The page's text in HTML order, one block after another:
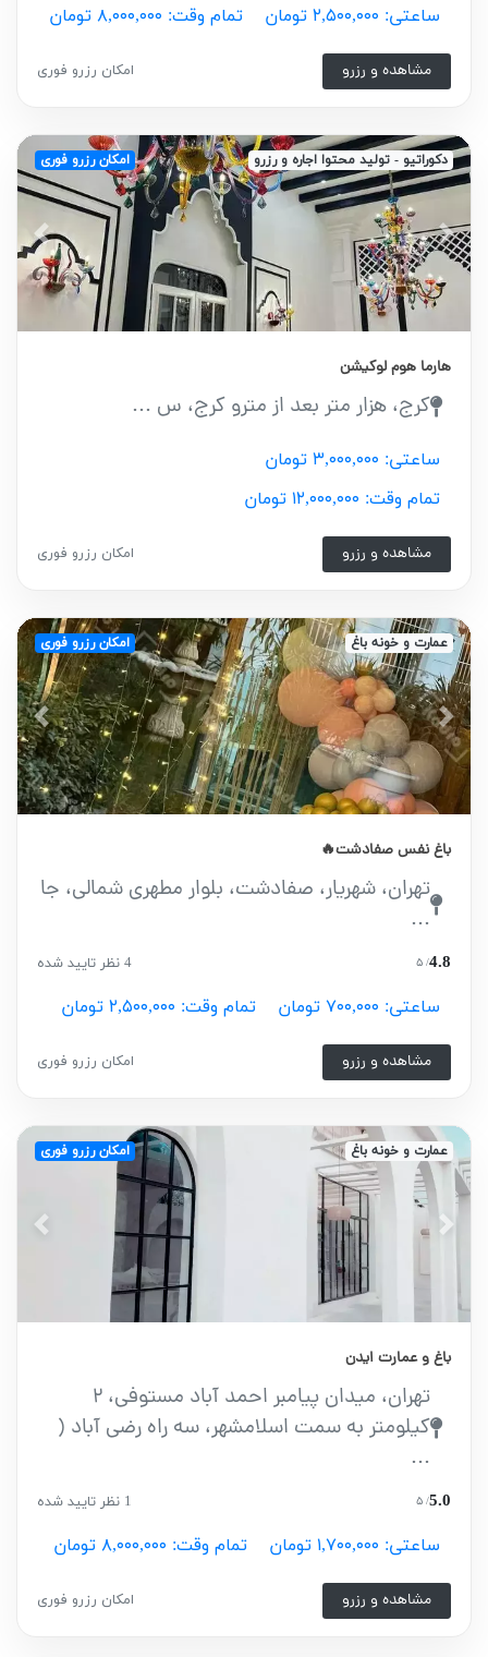
ساعتی: ۲,۵۰۰,۰۰۰ تومان تمام وقت: ۸,۰۰۰,۰۰۰ تومان
مشاهده و رزرو امکان رزرو فوری
Next
دکوراتیو - تولید محتوا اجاره و رزرو امکان رزرو فوری
هارما هوم لوکیشن
کرج، هزار متر بعد از مترو کرج، س ...
ساعتی: ۳,۰۰۰,۰۰۰ تومان
تمام وقت: ۱۲,۰۰۰,۰۰۰ تومان
مشاهده و رزرو امکان رزرو فوری
Next
عمارت و خونه باغ امکان رزرو فوری
باغ نفس صفادشت🔥
تهران، شهریار، صفادشت، بلوار مطهری شمالی، جا
...
4.8/ ۵ 4 نظر تایید شده
ساعتی: ۷۰۰,۰۰۰ تومان تمام وقت: ۲,۵۰۰,۰۰۰ تومان
مشاهده و رزرو امکان رزرو فوری
Next
عمارت و خونه باغ امکان رزرو فوری
باغ و عمارت ایدن
تهران، میدان پیامبر احمد آباد مستوفی، 2
کیلومتر به سمت اسلامشهر، سه راه رضی آباد (
...
5.0/ ۵ 1 نظر تایید شده
ساعتی: ۱,۷۰۰,۰۰۰ تومان تمام وقت: ۸,۰۰۰,۰۰۰ تومان
مشاهده و رزرو امکان رزرو فوری